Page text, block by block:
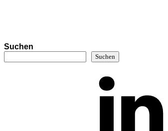
Suchen
Suchen